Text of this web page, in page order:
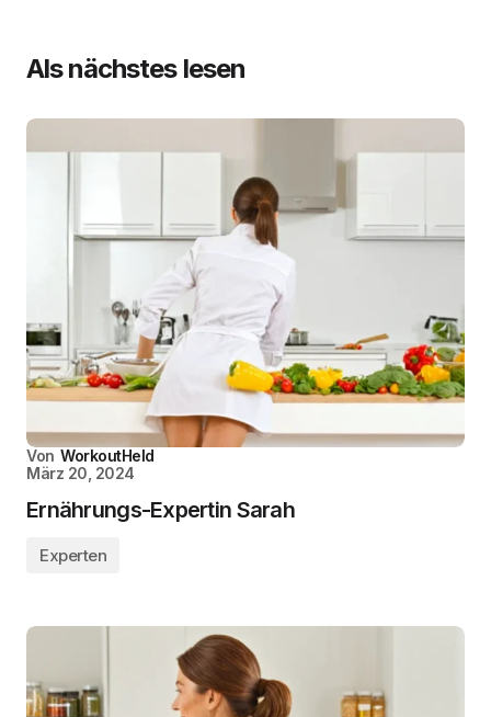
Als nächstes lesen
Von WorkoutHeld
März 20, 2024
Ernährungs-Expertin Sarah
Experten